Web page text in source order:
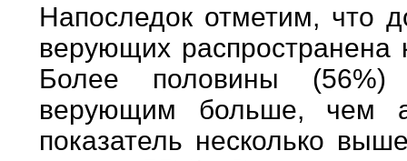
Напоследок отметим, что
верующих распространена
Более половины (56%)
верующим больше, чем
показатель несколько